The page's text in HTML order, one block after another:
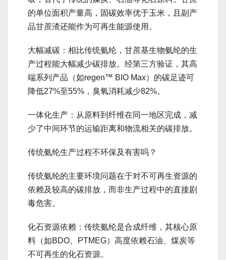
的单位面积产量高，固碳效率优于玉米，且副产
品甘蔗渣还能作为可再生能源使用。
大幅减碳：相比传统氨纶，甘蔗基生物氨纶的生
产过程能大幅减少碳排放。经第三方验证，其高
端系列产品（如regen™ BIO Max）的碳足迹可
降低27%至55%，臭氧消耗减少82%。
一体化生产：从原料到纤维在同一地区完成，减
少了中间环节的运输距离和物流相关的碳排放。
传统氨纶生产过程不环保及有害吗？
传统氨纶的主要环境问题在于对不可再生资源的
依赖及较高的碳排放，而非生产过程中的直接剧
毒危害。
化石资源依赖：传统氨纶是合成纤维，其核心原
料（如BDO、PTMEG）高度依赖石油、煤炭等
不可再生的化石资源。